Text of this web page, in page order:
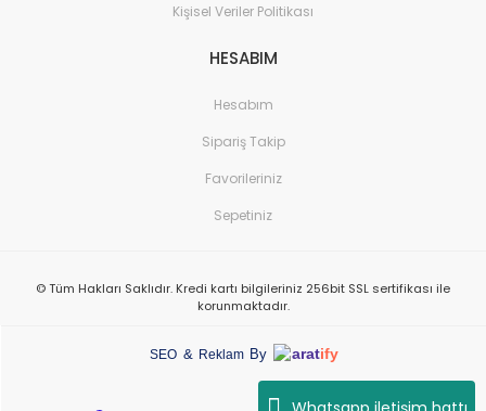
Kişisel Veriler Politikası
HESABIM
Hesabım
Sipariş Takip
Favorileriniz
Sepetiniz
© Tüm Hakları Saklıdır. Kredi kartı bilgileriniz 256bit SSL sertifikası ile
korunmaktadır.
SEO & Reklam By aratify